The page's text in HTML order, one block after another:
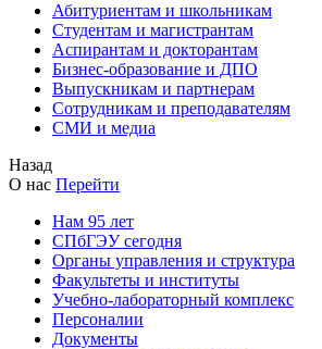
Абитуриентам и школьникам
Студентам и магистрантам
Аспирантам и докторантам
Бизнес-образование и ДПО
Выпускникам и партнерам
Сотрудникам и преподавателям
СМИ и медиа
Назад
О нас Перейти
Нам 95 лет
СПбГЭУ сегодня
Органы управления и структура
Факультеты и институты
Учебно-лабораторный комплекс
Персоналии
Документы